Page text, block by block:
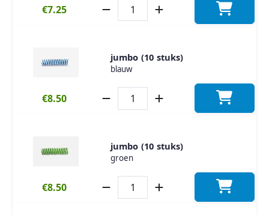
€7.25
jumbo (10 stuks)
blauw
€8.50
jumbo (10 stuks)
groen
€8.50